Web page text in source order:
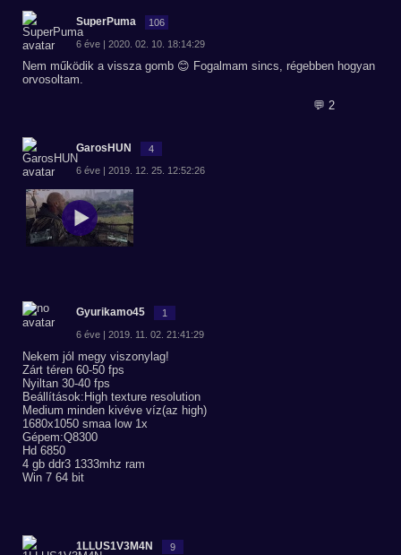
SuperPuma 106
6 éve | 2020. 02. 10. 18:14:29
Nem működik a vissza gomb 😊 Fogalmam sincs, régebben hogyan
orvosoltam.
💬 2
GarosHUN 4
6 éve | 2019. 12. 25. 12:52:26
Gyurikamo45 1
6 éve | 2019. 11. 02. 21:41:29
Nekem jól megy viszonylag!
Zárt téren 60-50 fps
Nyiltan 30-40 fps
Beállítások:High texture resolution
Medium minden kivéve víz(az high)
1680x1050 smaa low 1x
Gépem:Q8300
Hd 6850
4 gb ddr3 1333mhz ram
Win 7 64 bit
1LLUS1V3M4N 9